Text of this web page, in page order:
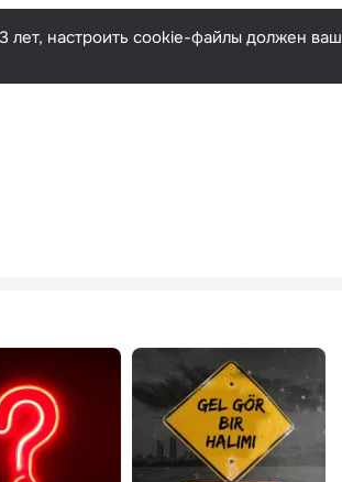
Русский
лет, настроить cookie-файлы должен ваш